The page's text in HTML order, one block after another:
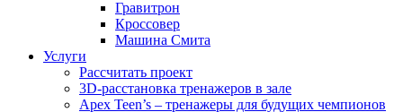
Гравитрон
Кроссовер
Машина Смита
Услуги
Рассчитать проект
3D-расстановка тренажеров в зале
Apex Teen’s – тренажеры для будущих чемпионов